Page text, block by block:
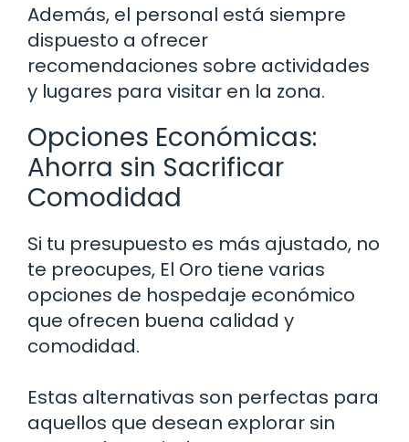
Además, el personal está siempre
dispuesto a ofrecer
recomendaciones sobre actividades
y lugares para visitar en la zona.
Opciones Económicas:
Ahorra sin Sacrificar
Comodidad
Si tu presupuesto es más ajustado, no
te preocupes, El Oro tiene varias
opciones de hospedaje económico
que ofrecen buena calidad y
comodidad.
Estas alternativas son perfectas para
aquellos que desean explorar sin